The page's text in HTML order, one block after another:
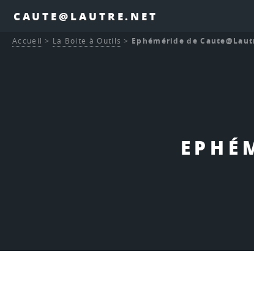
CAUTE@LAUTRE.NET
Accueil > La Boite à Outils > Ephéméride de